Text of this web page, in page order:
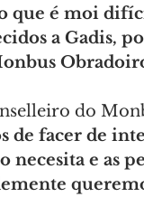
que é moi
a Gadis,
do
de facer de
necesita e as